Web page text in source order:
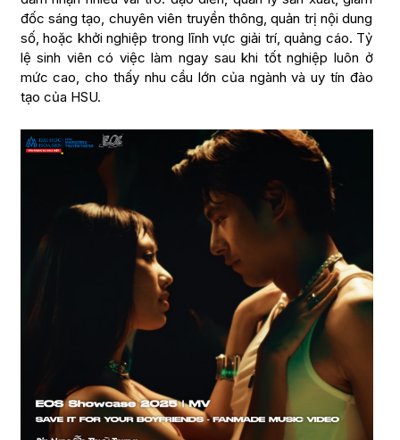
đốc sáng tạo, chuyên viên truyền thông, quản trị nội dung
số, hoặc khởi nghiệp trong lĩnh vực giải trí, quảng cáo. Tỷ
lệ sinh viên có việc làm ngay sau khi tốt nghiệp luôn ở
mức cao, cho thấy nhu cầu lớn của ngành và uy tín đào
tạo của HSU.